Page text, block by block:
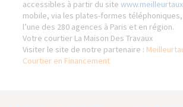
accessibles à partir du site
mobile, via les plates-formes
l’une des 280 agences à Paris et en région.
Votre courtier La Maison Des Travaux
Visiter le site de notre partenaire :
Courtier en Financement